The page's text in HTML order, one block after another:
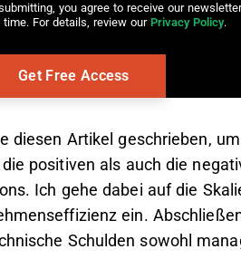
you agree to receive our
time. For details, review our Privacy Policy.
diesen Artikel geschrieben,
positiven als auch die
Ich gehe dabei auf die
ein.
Schulden sowohl